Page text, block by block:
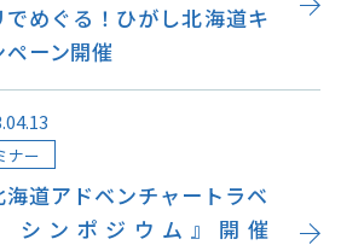
フト
でめぐる！ひがし北海道キ
ペーン開催
海道アドベンチャートラベ
ンポジウム』開催
ナー